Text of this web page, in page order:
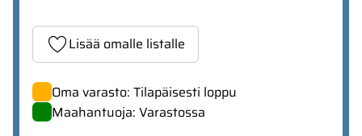
Lisää omalle listalle
Oma varasto: Tilapäisesti loppu
Maahantuoja: Varastossa